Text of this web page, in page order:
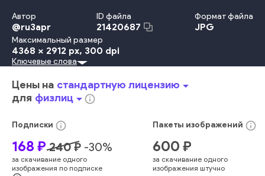
Автор
@ru3apr
ID файла
21420687
Формат файла
JPG
Максимальный размер
4368 x 2912 px, 300 dpi
Металл День Небо
Угол - Место Пересечения Предметов Небоскрёб
В Сеточку
Архитектура
внутри
горизонт
геометрический
архитектурный
сетка
здание абстрактный стекло
Ключевые слова
Цены на стандартную лицензиюarrow_drop_down
для физлицarrow_drop_downinfo_outline
Подписки info_outline
168 ₽ 240₽ -30%
за скачивание одного
изображения по подписке
Пакеты изображений info_outline
600 ₽
за скачивание одного
изображения штучно